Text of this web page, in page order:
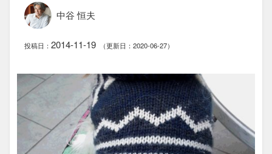
中谷 恒夫
投稿日： 2014-11-19 （更新日：2020-06-27）